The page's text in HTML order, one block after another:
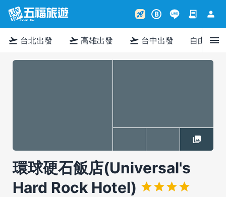
rocket_launch B contract person
flight_takeoff 台北出發 flight_takeoff 高雄出發 flight_takeoff 台中出發 自由行menu
環球硬石飯店(Universal's
Hard Rock Hotel)